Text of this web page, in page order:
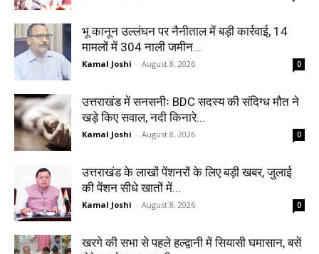
भू कानून उल्लंघन पर नैनीताल में बड़ी कार्रवाई, 14
मामलों में 304 नाली जमीन...
Kamal Joshi - August 8, 2026 0
उत्तराखंड में सनसनीः BDC सदस्य की संदिग्ध मौत ने
खड़े किए सवाल, नदी किनारे...
Kamal Joshi - August 8, 2026 0
उत्तराखंड के लाखों पेंशनरों के लिए बड़ी खबर, जुलाई
की पेंशन सीधे खातों में...
Kamal Joshi - August 8, 2026 0
खरगे की सभा से पहले हल्द्वानी में सियासी घमासान, बसें